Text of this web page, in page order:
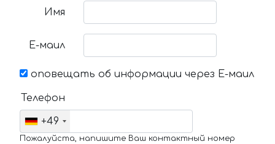
Имя
Е-маил
оповещать об информации через Е-маил
Телефон
+49
Пожалуйста, напишите Ваш контактный номер